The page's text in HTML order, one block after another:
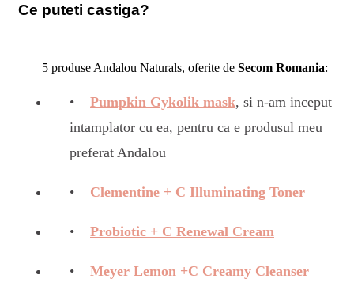
Ce puteti castiga?
5 produse Andalou Naturals, oferite de Secom Romania:
Pumpkin Gykolik mask, si n-am inceput
intamplator cu ea, pentru ca e produsul meu
preferat Andalou
Clementine + C Illuminating Toner
Probiotic + C Renewal Cream
Meyer Lemon +C Creamy Cleanser